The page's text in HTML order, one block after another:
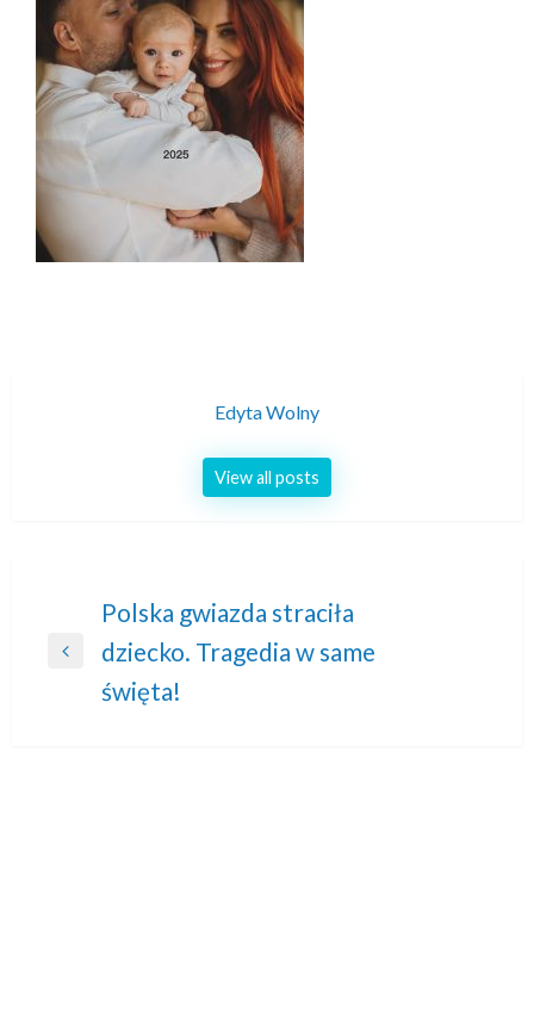
Edyta Wolny
View all posts
Nawigacja
wpisu
Previous
Polska gwiazda straciła
dziecko. Tragedia w same
święta!